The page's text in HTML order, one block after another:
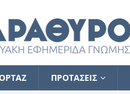
ΠΡΟΤΑΣΕΙΣ